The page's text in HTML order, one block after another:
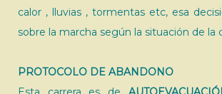
calor , lluvias , tormentas etc, esa
sobre la marcha según la situación de la
PROTOCOLO DE ABANDONO